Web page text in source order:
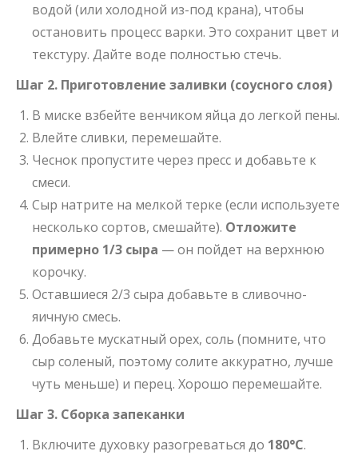
водой (или холодной из-под крана), чтобы
остановить процесс варки. Это сохранит цвет и
текстуру. Дайте воде полностью стечь.
Шаг 2. Приготовление заливки (соусного слоя)
В миске взбейте венчиком яйца до легкой пены.
Влейте сливки, перемешайте.
Чеснок пропустите через пресс и добавьте к
смеси.
Сыр натрите на мелкой терке (если используете
несколько сортов, смешайте). Отложите
примерно 1/3 сыра — он пойдет на верхнюю
корочку.
Оставшиеся 2/3 сыра добавьте в сливочно-
яичную смесь.
Добавьте мускатный орех, соль (помните, что
сыр соленый, поэтому солите аккуратно, лучше
чуть меньше) и перец. Хорошо перемешайте.
Шаг 3. Сборка запеканки
Включите духовку разогреваться до 180°C.